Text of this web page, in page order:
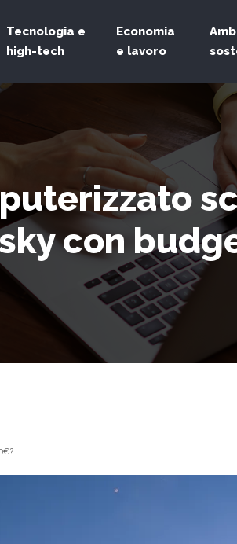
Tecnologia e
high-tech
Economia
e lavoro
con